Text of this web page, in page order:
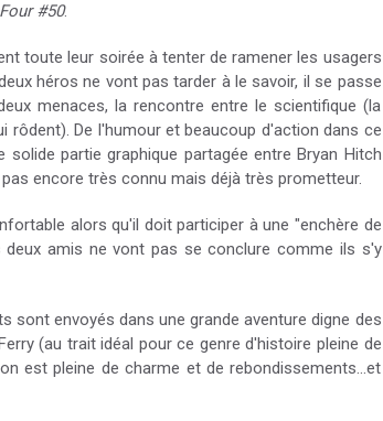
#50.
toute leur soirée à tenter de ramener les usagers
héros ne vont pas tarder à le savoir, il se passe
menaces, la rencontre entre le scientifique (la
rôdent). De l'humour et beaucoup d'action dans ce
partie graphique partagée entre Bryan Hitch
encore très connu mais déjà très prometteur.
alors qu'il doit participer à une "enchère de
deux amis ne vont pas se conclure comme ils s'y
sont envoyés dans une grande aventure digne des
(au trait idéal pour ce genre d'histoire pleine de
est pleine de charme et de rebondissements...et